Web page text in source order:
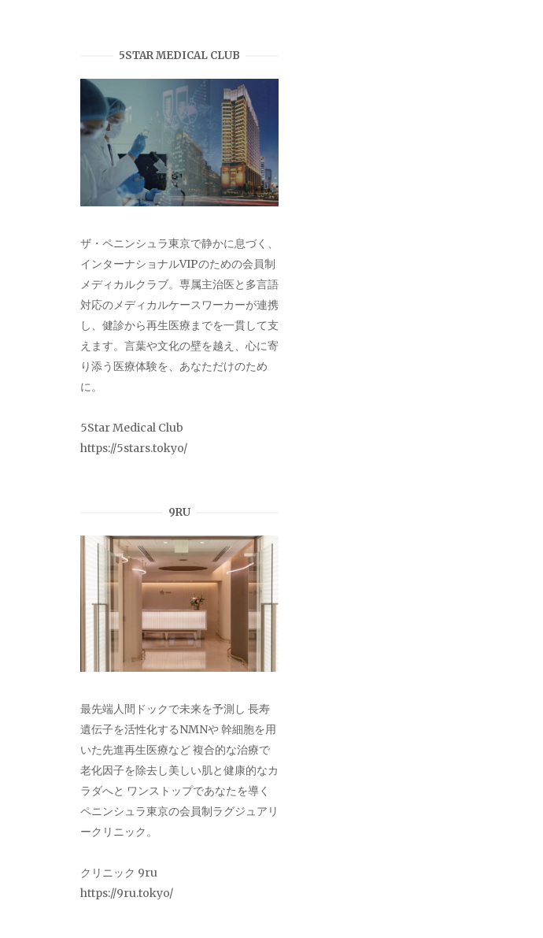
5STAR MEDICAL CLUB
ザ・ペニンシュラ東京で静かに息づく、
インターナショナルVIPのための会員制
メディカルクラブ。専属主治医と多言語
対応のメディカルケースワーカーが連携
し、健診から再生医療までを一貫して支
えます。言葉や文化の壁を越え、心に寄
り添う医療体験を、あなただけのため
に。
5Star Medical Club
https://5stars.tokyo/
9RU
最先端人間ドックで未来を予測し 長寿
遺伝子を活性化するNMNや 幹細胞を用
いた先進再生医療など 複合的な治療で
老化因子を除去し美しい肌と健康的なカ
ラダへと ワンストップであなたを導く
ペニンシュラ東京の会員制ラグジュアリ
ークリニック。
クリニック 9ru
https://9ru.tokyo/